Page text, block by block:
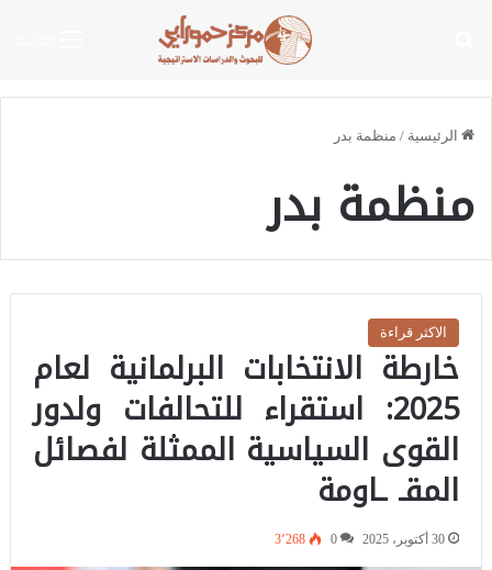
الرئيسية / منظمة بدر
منظمة بدر
الاكثر قراءة
خارطة الانتخابات البرلمانية لعام
2025: استقراء للتحالفات ولدور
القوى السياسية الممثلة لفصائل
المقـ ـاومة
30 أكتوبر، 2025 0 3٬268